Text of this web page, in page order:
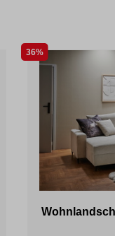
36%